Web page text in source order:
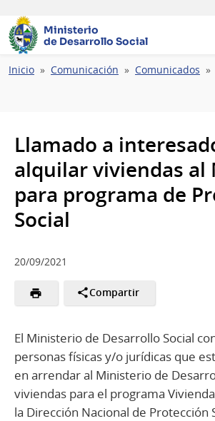
Ministerio
de Desarrollo Social
Ruta
Inicio Comunicación Comunicados
Llamado a
alquilar viviendas al
para programa de
Social
20/09/2021
Compartir
El Ministerio de Desarrollo Social
personas físicas y/o jurídicas que
en arrendar al Ministerio de
viviendas para el programa
la Dirección Nacional de Protección